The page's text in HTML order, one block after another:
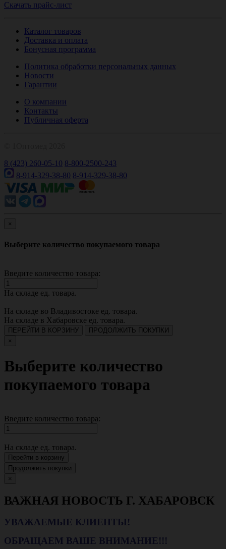
Скачать прайс-лист
Каталог товаров
Доставка и оплата
Бонусная программа
Политика обработки персональных данных
Новости
Гарантии
О компании
Контакты
Публичная оферта
8 (423) 260-05-10 8-800-2500-243
8-914-329-38-80 8-914-329-38-80
×
Выберите количество покупаемого товара
Введите количество товара:
На складе ед. товара.
На складе во Владивостоке ед. товара.
На складе в Хабаровске ед. товара.
ПЕРЕЙТИ В КОРЗИНУ
ПРОДОЛЖИТЬ ПОКУПКИ
×
Выберите количество
покупаемого товара
Введите количество товара:
На складе ед. товара.
Перейти в корзину
Продолжить покупки
×
ВАЖНАЯ НОВОСТЬ Г. ХАБАРОВСК
УВАЖАЕМЫЕ КЛИЕНТЫ!
ОБРАЩАЕМ ВАШЕ ВНИМАНИЕ!!!